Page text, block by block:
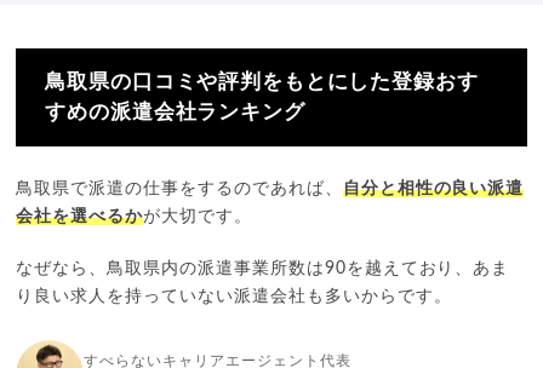
鳥取県の口コミや評判をもとにした登録おす
すめの派遣会社ランキング
鳥取県で派遣の仕事をするのであれば、 自分と相性の良い派遣
会社を選べるかが大切です。
なぜなら、鳥取県内の派遣事業所数は90を越えており、あま
り良い求人を持っていない派遣会社も多いからです。
すべらないキャリアエージェント代表